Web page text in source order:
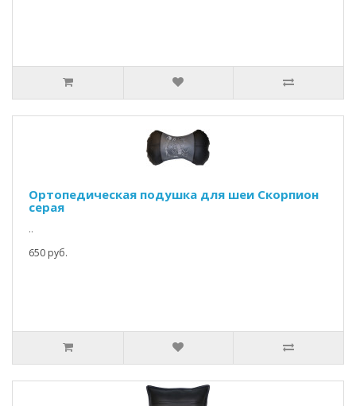
Ортопедическая подушка для шеи Скорпион
серая
..
650 руб.